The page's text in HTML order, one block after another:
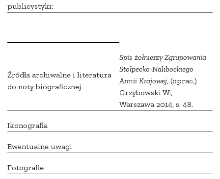
publicystyki:
Źródła archiwalne i literatura
do noty biograficznej
Spis żołnierzy Zgrupowania
Stołpecko-Nalibockiego
Armii Krajowej, (oprac.)
Grzybowski W.,
Warszawa 2014, s. 48.
Ikonografia
Ewentualne uwagi
Fotografie